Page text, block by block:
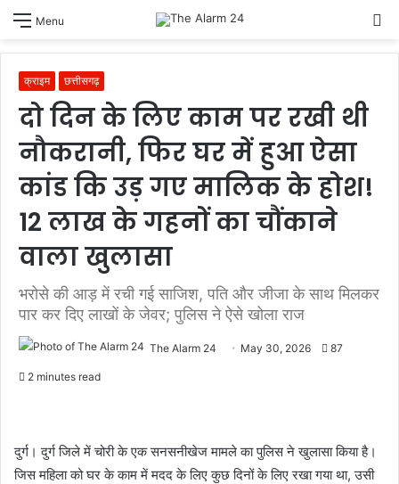
Menu
क्राइम छत्तीसगढ़
दो दिन के लिए काम पर रखी थी
नौकरानी, फिर घर में हुआ ऐसा
कांड कि उड़ गए मालिक के होश!
12 लाख के गहनों का चौंकाने
वाला खुलासा
भरोसे की आड़ में रची गई साजिश, पति और जीजा के साथ मिलकर
पार कर दिए लाखों के जेवर; पुलिस ने ऐसे खोला राज
The Alarm 24 May 30, 2026 87
2 minutes read
दुर्ग। दुर्ग जिले में चोरी के एक सनसनीखेज मामले का पुलिस ने खुलासा किया है।
जिस महिला को घर के काम में मदद के लिए कुछ दिनों के लिए रखा गया था, उसी